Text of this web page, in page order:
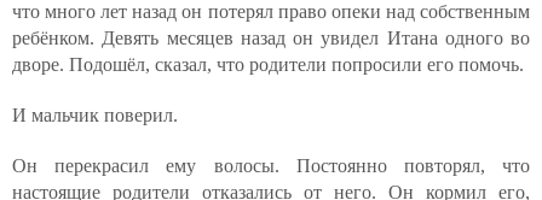
что много лет назад он потерял право опеки над собственным
ребёнком. Девять месяцев назад он увидел Итана одного во
дворе. Подошёл, сказал, что родители попросили его помочь.
И мальчик поверил.
Он перекрасил ему волосы. Постоянно повторял, что
настоящие родители отказались от него. Он кормил его,